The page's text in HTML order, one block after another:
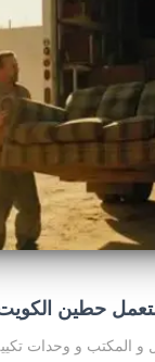
حطين
و المكتب و وحدات